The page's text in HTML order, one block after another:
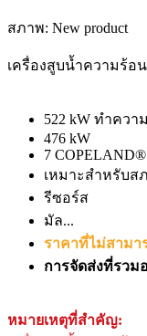
สภาพ: New product
เครื่องสูบน้ำความร้อ
522 kW ทำคว
476 kW
7 COPELAND®
เหมาะสำหรับส
รีซอร์ส
มัล...
ราคาที่ไม่สามา
การจัดส่งที่รวม
หมายเหตุที่สำคัญ: